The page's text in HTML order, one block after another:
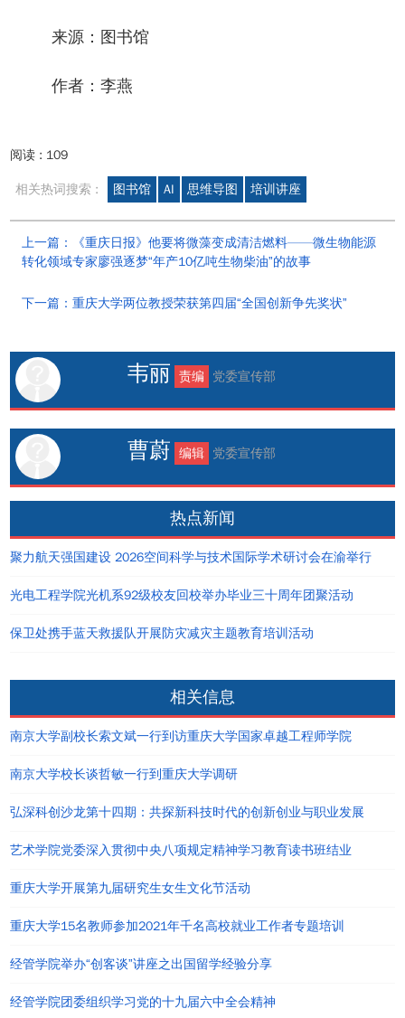
来源：图书馆
作者：李燕
阅读 : 109
相关热词搜索 : 图书馆 AI 思维导图 培训讲座
上一篇：《重庆日报》他要将微藻变成清洁燃料——微生物能源
转化领域专家廖强逐梦“年产10亿吨生物柴油”的故事
下一篇：重庆大学两位教授荣获第四届“全国创新争先奖状”
韦丽 责编 党委宣传部
曹蔚 编辑 党委宣传部
热点新闻
聚力航天强国建设 2026空间科学与技术国际学术研讨会在渝举行
光电工程学院光机系92级校友回校举办毕业三十周年团聚活动
保卫处携手蓝天救援队开展防灾减灾主题教育培训活动
相关信息
南京大学副校长索文斌一行到访重庆大学国家卓越工程师学院
南京大学校长谈哲敏一行到重庆大学调研
弘深科创沙龙第十四期：共探新科技时代的创新创业与职业发展
艺术学院党委深入贯彻中央八项规定精神学习教育读书班结业
重庆大学开展第九届研究生女生文化节活动
重庆大学15名教师参加2021年千名高校就业工作者专题培训
经管学院举办“创客谈”讲座之出国留学经验分享
经管学院团委组织学习党的十九届六中全会精神